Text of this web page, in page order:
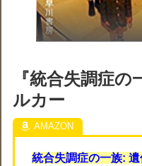
『統合失調症
ルカー
統合失調症の一族: